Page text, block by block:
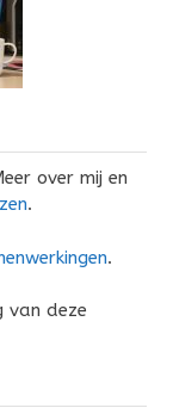
over mij en
.
.
van deze